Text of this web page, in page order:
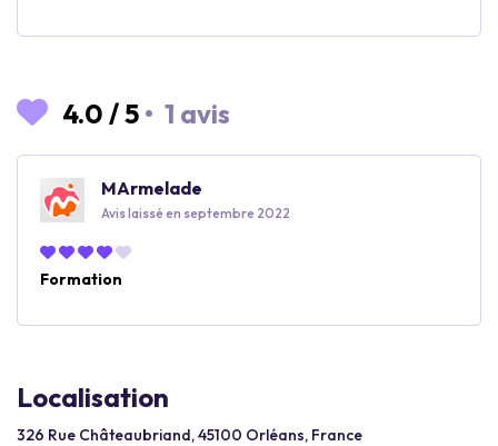
4.0 /5 • 1 avis
MArmelade
Avis laissé en septembre 2022
Formation
Localisation
326 Rue Châteaubriand, 45100 Orléans, France